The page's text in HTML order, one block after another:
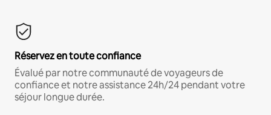
Réservez en toute confiance
Évalué par notre communauté de voyageurs de
confiance et notre assistance 24h/24 pendant votre
séjour longue durée.